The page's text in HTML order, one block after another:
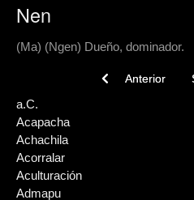
Nen
(Ma) (Ngen) Dueño, dominador.
Previous article:
Anterior
a.C.
Acapacha
Achachila
Acorralar
Aculturación
Admapu